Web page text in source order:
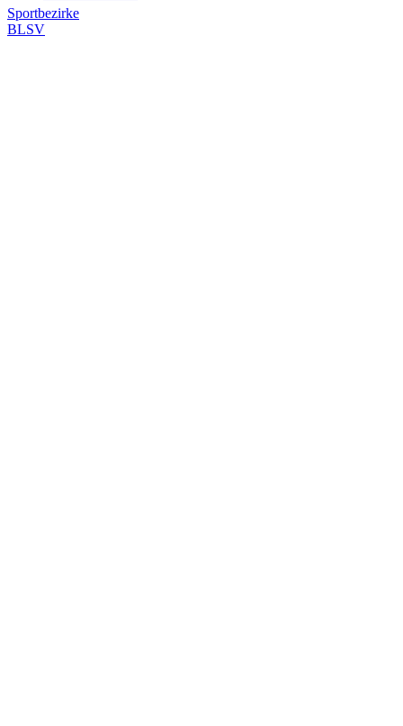
Sportbezirke
BLSV